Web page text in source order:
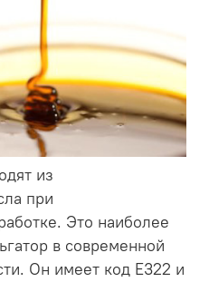
из
при
Это наиболее
в современной
Он имеет код Е322 и